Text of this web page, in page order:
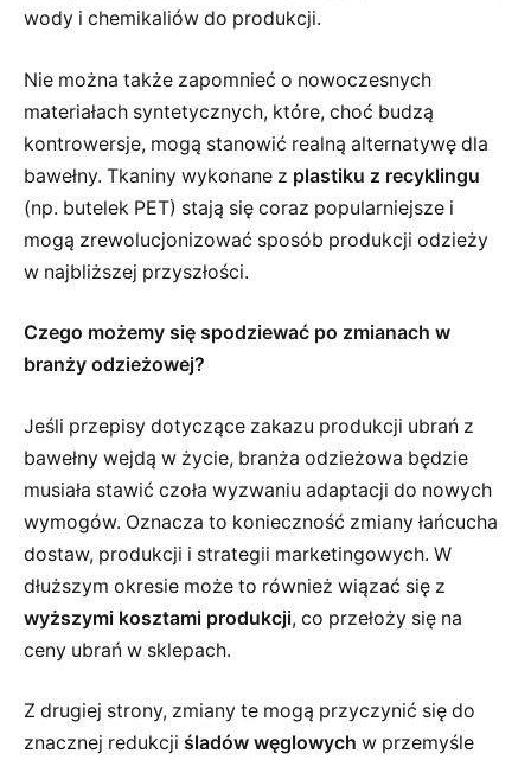
wody i chemikaliów do produkcji.
Nie można także zapomnieć o nowoczesnych
materiałach syntetycznych, które, choć budzą
kontrowersje, mogą stanowić realną alternatywę dla
bawełny. Tkaniny wykonane z plastiku z recyklingu
(np. butelek PET) stają się coraz popularniejsze i
mogą zrewolucjonizować sposób produkcji odzieży
w najbliższej przyszłości.
Czego możemy się spodziewać po zmianach w
branży odzieżowej?
Jeśli przepisy dotyczące zakazu produkcji ubrań z
bawełny wejdą w życie, branża odzieżowa będzie
musiała stawić czoła wyzwaniu adaptacji do nowych
wymogów. Oznacza to konieczność zmiany łańcucha
dostaw, produkcji i strategii marketingowych. W
dłuższym okresie może to również wiązać się z
wyższymi kosztami produkcji, co przełoży się na
ceny ubrań w sklepach.
Z drugiej strony, zmiany te mogą przyczynić się do
znacznej redukcji śladów węglowych w przemyśle